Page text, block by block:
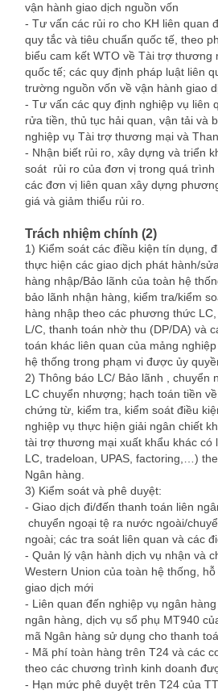
vận hành giao dịch nguồn vốn
- Tư vấn các rủi ro cho KH liên quan
quy tắc và tiêu chuẩn quốc tế, theo
biểu cam kết WTO về Tài trợ thương
quốc tế; các quy định pháp luật liên
trường nguồn vốn về vận hành giao
- Tư vấn các quy định nghiệp vụ liên
rửa tiền, thủ tục hải quan, vận tải và
nghiệp vụ Tài trợ thương mại và
- Nhận biết rủi ro, xây dựng và triển
soát rủi ro của đơn vị trong quá
các đơn vị liên quan xây dựng
giá và giảm thiểu rủi ro.
Trách nhiệm chính (2)
1) Kiểm soát các điều kiện tín dụng,
thực hiện các giao dịch phát hành/
hàng nhập/Bảo lãnh của toàn hệ
bảo lãnh nhận hàng, kiểm tra/kiểm
hàng nhập theo các phương thức
L/C, thanh toán nhờ thu (DP/DA) và
toán khác liên quan của mảng
hệ thống trong phạm vi được ủy
2) Thông báo LC/ Bảo lãnh , chuyển
LC chuyển nhượng; hạch toán tiền
chứng từ, kiểm tra, kiểm soát điều
nghiệp vụ thực hiện giải ngân chiết
tài trợ thương mại xuất khẩu khác có
LC, tradeloan, UPAS, factoring,…)
Ngân hàng.
3) Kiểm soát và phê duyệt:
- Giao dịch đi/đến thanh toán liên
chuyển ngoại tệ ra nước ngoài/
ngoài; các tra soát liên quan và các
- Quản lý vận hành dịch vụ nhận và
Western Union của toàn hệ thống,
giao dịch mới
- Liên quan đến nghiệp vụ ngân
ngân hàng, dịch vụ sổ phụ MT940
mã Ngân hàng sử dụng cho thanh
- Mã phí toàn hàng trên T24 và các
theo các chương trình kinh doanh
- Hạn mức phê duyệt trên T24 của